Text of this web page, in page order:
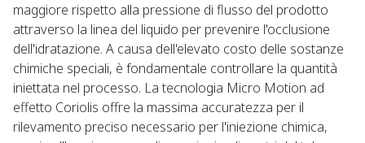
maggiore rispetto alla pressione di flusso del prodotto
attraverso la linea del liquido per prevenire l'occlusione
dell'idratazione. A causa dell'elevato costo delle sostanze
chimiche speciali, è fondamentale controllare la quantità
iniettata nel processo. La tecnologia Micro Motion ad
effetto Coriolis offre la massima accuratezza per il
rilevamento preciso necessario per l'iniezione chimica,